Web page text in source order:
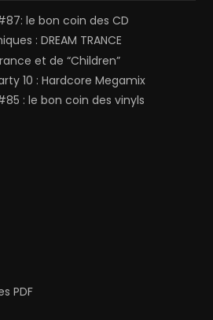
#87: le bon coin des CD
: DREAM TRANCE
et de “Children”
10 : Hardcore Megamix
#85 : le bon coin des vinyls
PDF